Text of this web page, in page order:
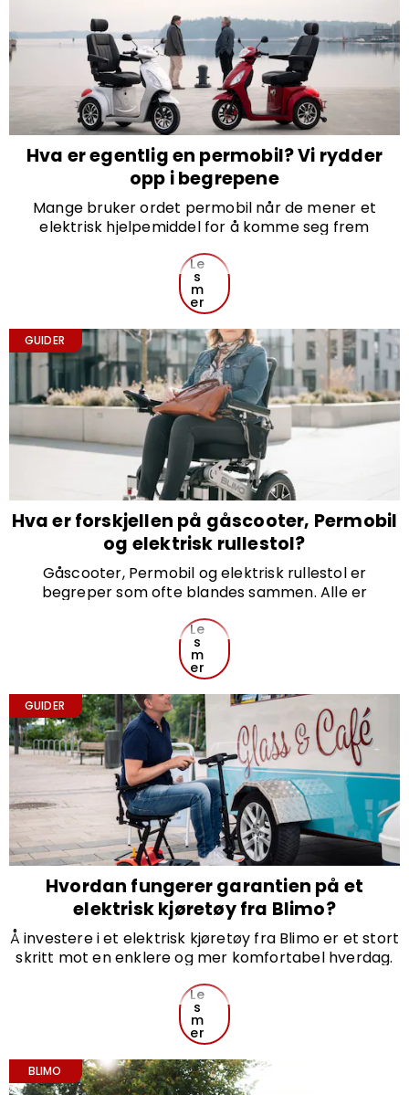
du planlegger å bruke scooteren.
Hva er egentlig en permobil? Vi rydder
opp i begrepene
Mange bruker ordet permobil når de mener et
elektrisk hjelpemiddel for å komme seg frem
det samme som en gåscooter eller elektrisk
rullestol? Her rydder vi opp i begrepene og forklarer
forskjellene.
Le
s
m
er
GUIDER
Hva er forskjellen på gåscooter, Permobil
og elektrisk rullestol?
Gåscooter, Permobil og elektrisk rullestol er
begreper som ofte blandes sammen. Alle er
måter og passer til forskjellige behov, og det er ikke
alltid tydelig hva som skiller dem fra hverandre. Her
går vi gjennom forskjellene for å hjelpe deg med å
Le
s
m
er
GUIDER
Hvordan fungerer garantien på et
elektrisk kjøretøy fra Blimo?
Å investere i et elektrisk kjøretøy fra Blimo er et stort
skritt mot en enklere og mer komfortabel hverdag.
hvordan garantien fungerer for Blimos elektriske
kjøretøy, og hvilke servicealternativer som er
tilgjengelige.
Le
s
m
er
BLIMO